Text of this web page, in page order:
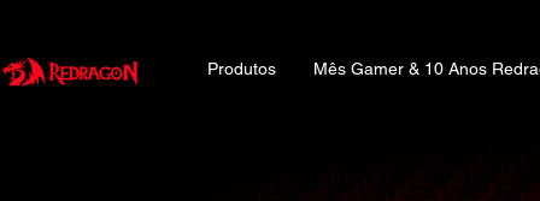
Produtos Mês Gamer & 10 Anos